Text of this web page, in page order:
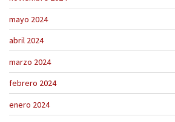
mayo 2024
abril 2024
marzo 2024
febrero 2024
enero 2024